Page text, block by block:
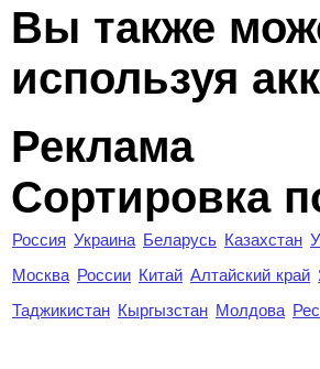
Вы также
используя
Реклама
Сортировка
Россия Украина Беларусь Казахстан
Москва России Китай Алтайский край
Таджикистан Кыргызстан Молдова